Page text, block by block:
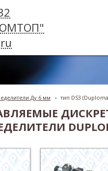
Ду 6 мм › тип DS3